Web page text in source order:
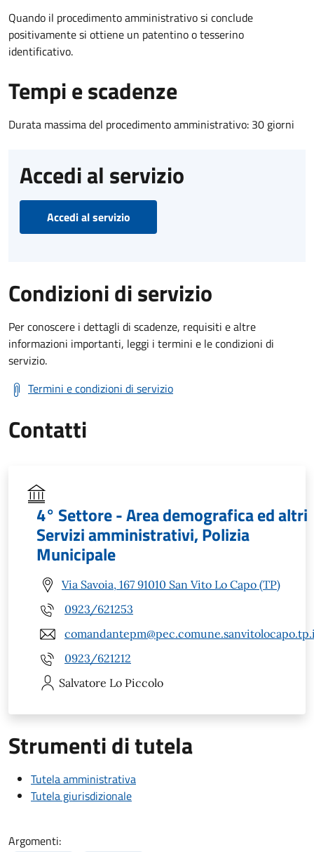
Quando il procedimento amministrativo si conclude
positivamente si ottiene un patentino o tesserino
identificativo.
Tempi e scadenze
Durata massima del procedimento amministrativo: 30 giorni
Accedi al servizio
Accedi al servizio
Condizioni di servizio
Per conoscere i dettagli di scadenze, requisiti e altre
informazioni importanti, leggi i termini e le condizioni di
servizio.
Termini e condizioni di servizio
Contatti
4° Settore - Area demografica ed altri
Servizi amministrativi, Polizia
Municipale
Via Savoia, 167 91010 San Vito Lo Capo (TP)
0923/621253
0923/621212
Salvatore Lo Piccolo
Strumenti di tutela
Tutela amministrativa
Tutela giurisdizionale
Argomenti: